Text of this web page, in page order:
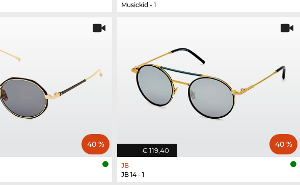
Musickid - 1
40 %
€ 119,40
40 %
JB
JB 14 - 1